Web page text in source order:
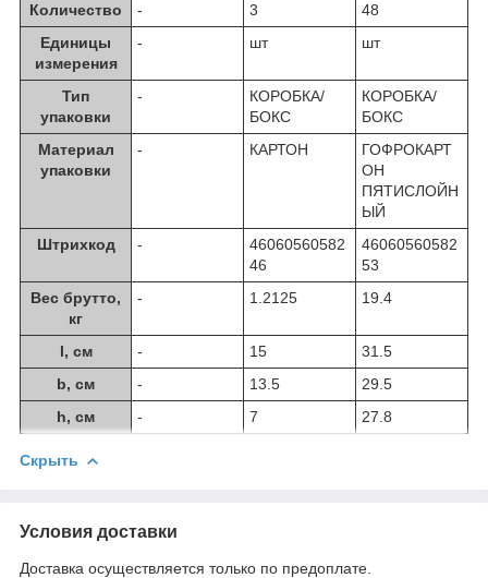
Количество
- 3
48
Единицы
измерения
- шт шт
Тип
упаковки
-
КОРОБКА/
БОКС
КОРОБКА/
БОКС
Материал
упаковки
- КАРТОН
ГОФРОКАРТ
ОН
ПЯТИСЛОЙН
ЫЙ
Штрихкод
-
46060560582
46
46060560582
53
Вес брутто,
кг
- 1.2125 19.4
l, см - 15
31.5
b, см
- 13.5
29.5
h, см
- 7 27.8
Скрыть
Условия доставки
Доставка осуществляется только по предоплате.